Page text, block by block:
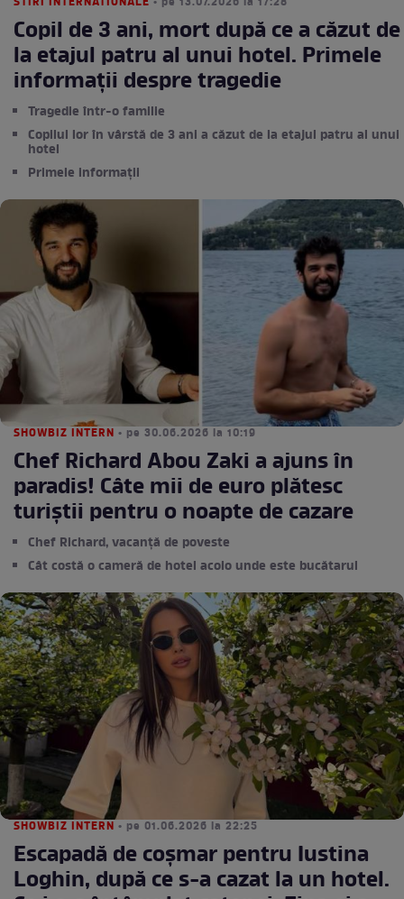
Copil de 3 ani, mort după ce a căzut de
la etajul patru al unui hotel. Primele
informații despre tragedie
Tragedie într-o familie
Copilul lor în vârstă de 3 ani a căzut de la etajul patru al unui
hotel
Primele informații
SHOWBIZ INTERN • pe 30.06.2026 la 10:19
Chef Richard Abou Zaki a ajuns în
paradis! Câte mii de euro plătesc
turiștii pentru o noapte de cazare
Chef Richard, vacanță de poveste
Cât costă o cameră de hotel acolo unde este bucătarul
SHOWBIZ INTERN • pe 01.06.2026 la 22:25
Escapadă de coșmar pentru Iustina
Loghin, după ce s-a cazat la un hotel.